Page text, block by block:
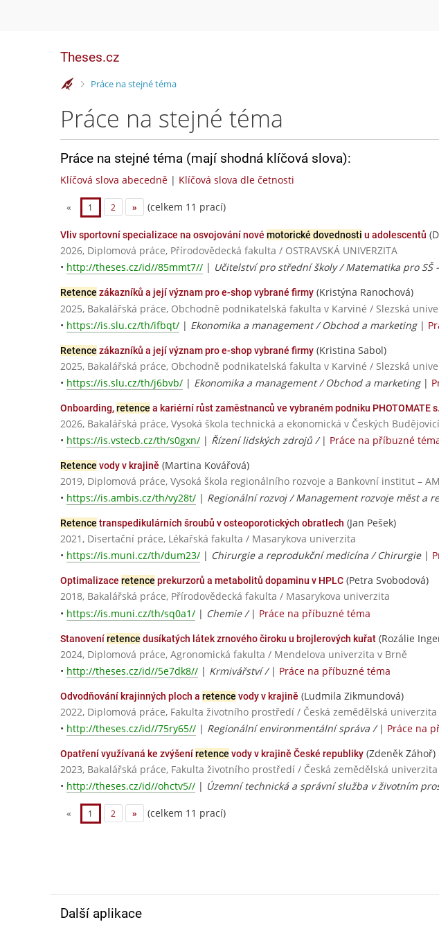
Theses.cz
>Práce na stejné téma
Práce na stejné téma
Práce na stejné téma (mají shodná klíčová slova):
Klíčová slova abecedně | Klíčová slova dle četnosti
« 1 2 » (celkem 11 prací)
Vliv sportovní specializace na osvojování nové motorické dovednosti u adolescentů
2026, Diplomová práce, Přírodovědecká fakulta / OSTRAVSKÁ UNIVERZITA
• http://theses.cz/id//85mmt7// | Učitelství pro střední školy / Matematika pro SŠ
Retence zákazníků a její význam pro e-shop vybrané firmy (Kristýna Ranochová)
2025, Bakalářská práce, Obchodně podnikatelská fakulta v Karviné / Slezská
• https://is.slu.cz/th/ifbqt/ | Ekonomika a management / Obchod a marketing|
Retence zákazníků a její význam pro e-shop vybrané firmy (Kristina Sabol)
2025, Bakalářská práce, Obchodně podnikatelská fakulta v Karviné / Slezská
• https://is.slu.cz/th/j6bvb/ | Ekonomika a management / Obchod a marketing|
Onboarding,retence a kariérní růst zaměstnanců ve vybraném podniku PHOTOMATE
2026, Bakalářská práce, Vysoká škola technická a ekonomická v Českých
• https://is.vstecb.cz/th/s0gxn/ | Řízení lidských zdrojů / | Práce na příbuzné
Retence vody v krajině (Martina Kovářová)
2019, Diplomová práce, Vysoká škola regionálního rozvoje a Bankovní institut –
• https://is.ambis.cz/th/vy28t/ | Regionální rozvoj / Management rozvoje měst a
Retence transpedikulárních šroubů v osteoporotických obratlech (Jan Pešek)
2021, Disertační práce, Lékařská fakulta / Masarykova univerzita
• https://is.muni.cz/th/dum23/ | Chirurgie a reprodukční medicína / Chirurgie|
Optimalizace retence prekurzorů a metabolitů dopaminu v HPLC (Petra Svobodová)
2018, Bakalářská práce, Přírodovědecká fakulta / Masarykova univerzita
• https://is.muni.cz/th/sq0a1/ | Chemie / | Práce na příbuzné téma
Stanoveníretence dusíkatých látek zrnového čiroku u brojlerových kuřat (Rozálie
2024, Diplomová práce, Agronomická fakulta / Mendelova univerzita v Brně
• http://theses.cz/id//5e7dk8// | Krmivářství / | Práce na příbuzné téma
Odvodňování krajinných ploch a retence vody v krajině (Ludmila Zikmundová)
2022, Diplomová práce, Fakulta životního prostředí / Česká zemědělská univerzita
• http://theses.cz/id//75ry65// | Regionální environmentální správa / | Práce na
Opatření využívaná ke zvýšeníretence vody v krajině České republiky (Zdeněk Záhoř)
2023, Bakalářská práce, Fakulta životního prostředí / Česká zemědělská univerzita
• http://theses.cz/id//ohctv5// | Územní technická a správní služba v životním
« 1 2 » (celkem 11 prací)
Další aplikace